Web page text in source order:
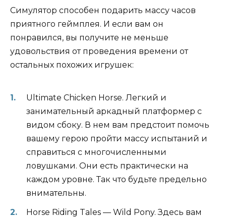
Симулятор способен подарить массу часов
приятного геймплея. И если вам он
понравился, вы получите не меньше
удовольствия от проведения времени от
остальных похожих игрушек:
Ultimate Chicken Horse. Легкий и
занимательный аркадный платформер с
видом сбоку. В нем вам предстоит помочь
вашему герою пройти массу испытаний и
справиться с многочисленными
ловушками. Они есть практически на
каждом уровне. Так что будьте предельно
внимательны.
Horse Riding Tales — Wild Pony. Здесь вам